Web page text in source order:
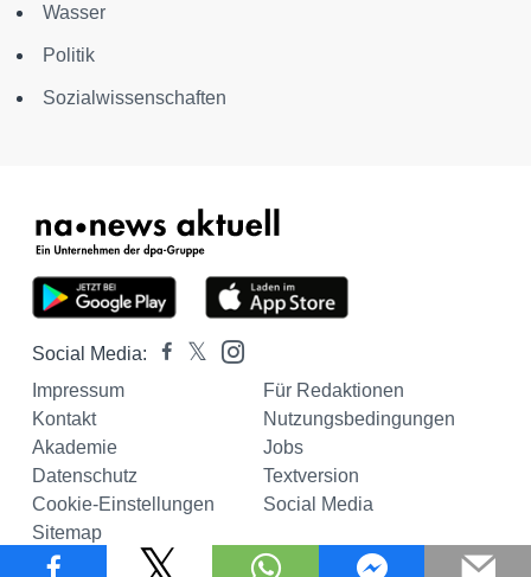
Wasser
Politik
Sozialwissenschaften
Social Media:
Impressum
Für Redaktionen
Kontakt
Nutzungsbedingungen
Akademie
Jobs
Datenschutz
Textversion
Cookie-Einstellungen
Social Media
Sitemap